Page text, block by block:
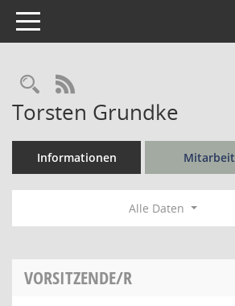
Toggle navigation
Rechercheauswahl
RSS-Feed
Torsten Grundke
Informationen Mitarbeit
Alle Daten
VORSITZENDE/R